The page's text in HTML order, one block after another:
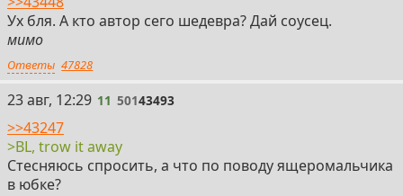
Ух бля. А кто автор сего шедевра? Дай соусец.
мимо
Ответы 47828
11
23 авг, 12:29 11 50143493
>>43247
>BL, trow it away
Стесняюсь спросить, а что по поводу ящеромальчика
в юбке?